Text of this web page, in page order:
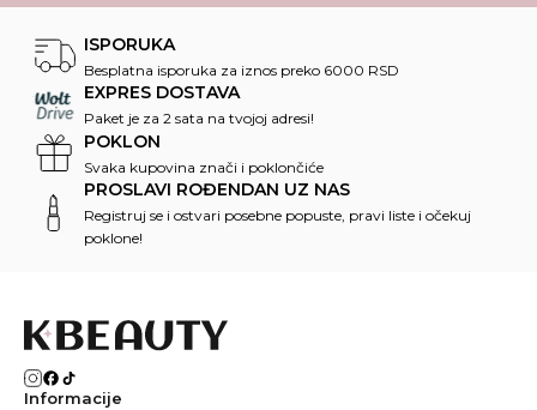
ISPORUKA
Besplatna isporuka za iznos preko 6000 RSD
EXPRES DOSTAVA
Paket je za 2 sata na tvojoj adresi!
POKLON
Svaka kupovina znači i poklončiće
PROSLAVI ROĐENDAN UZ NAS
Registruj se i ostvari posebne popuste, pravi liste i očekuj
poklone!
Informacije